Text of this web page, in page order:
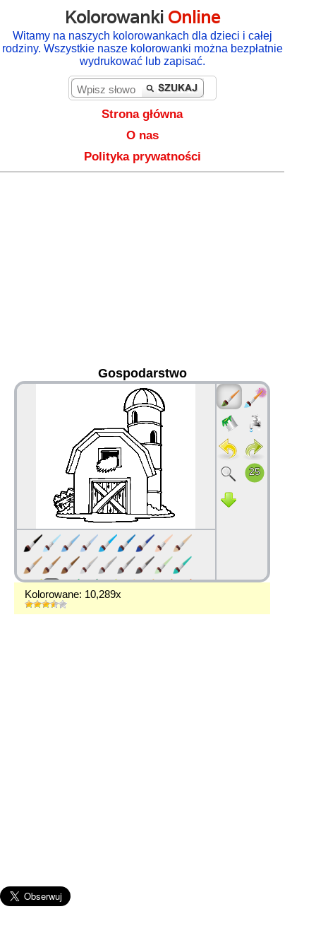
Kolorowanki Online
Witamy na naszych kolorowankach dla dzieci i całej
rodziny. Wszystkie nasze kolorowanki można bezpłatnie
wydrukować lub zapisać.
Strona główna
O nas
Polityka prywatności
Gospodarstwo
Kolorowane: 10,289x